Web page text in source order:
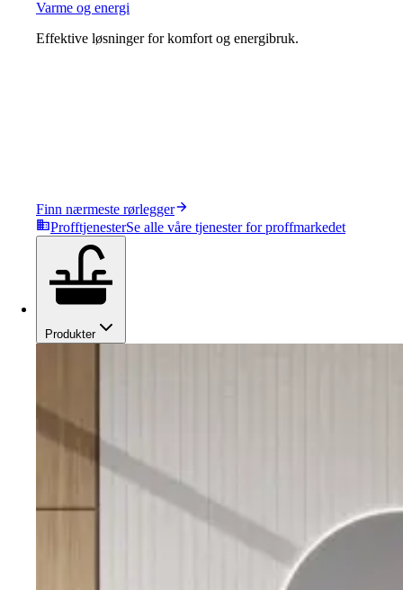
Varme og energi
Effektive løsninger for komfort og energibruk.
Finn nærmeste rørlegger
ProfftjenesterSe alle våre tjenester for proffmarkedet
Produkter